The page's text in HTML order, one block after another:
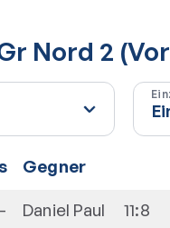
Nord 2
Gegner
Daniel Paul 11:8